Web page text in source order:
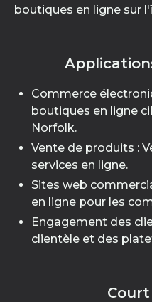
boutiques en ligne sur
Commerce
boutiques en ligne
Norfolk.
Vente de produits :
services en ligne.
Sites web
en ligne pour les
Engagement des
clientèle et des